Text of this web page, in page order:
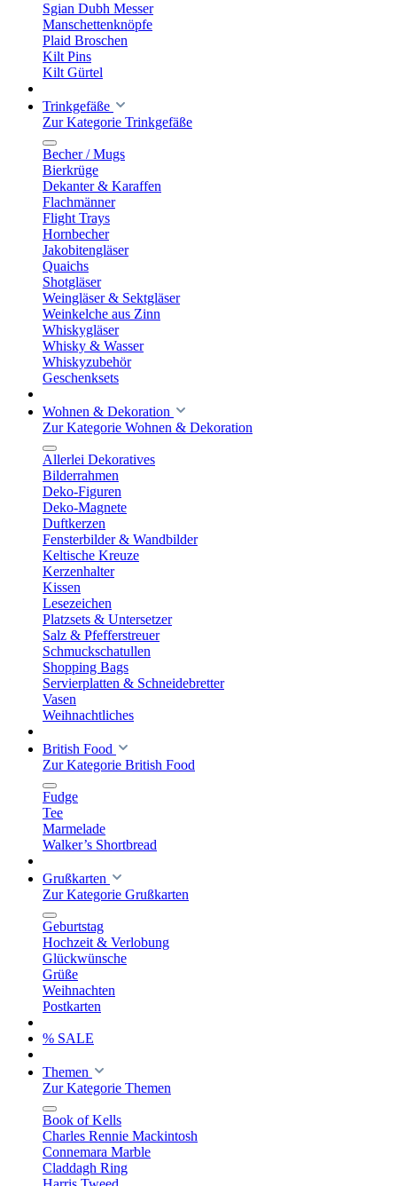
Sgian Dubh Messer
Manschettenknöpfe
Plaid Broschen
Kilt Pins
Kilt Gürtel
Trinkgefäße
Zur Kategorie Trinkgefäße
Becher / Mugs
Bierkrüge
Dekanter & Karaffen
Flachmänner
Flight Trays
Hornbecher
Jakobitengläser
Quaichs
Shotgläser
Weingläser & Sektgläser
Weinkelche aus Zinn
Whiskygläser
Whisky & Wasser
Whiskyzubehör
Geschenksets
Wohnen & Dekoration
Zur Kategorie Wohnen & Dekoration
Allerlei Dekoratives
Bilderrahmen
Deko-Figuren
Deko-Magnete
Duftkerzen
Fensterbilder & Wandbilder
Keltische Kreuze
Kerzenhalter
Kissen
Lesezeichen
Platzsets & Untersetzer
Salz & Pfefferstreuer
Schmuckschatullen
Shopping Bags
Servierplatten & Schneidebretter
Vasen
Weihnachtliches
British Food
Zur Kategorie British Food
Fudge
Tee
Marmelade
Walker’s Shortbread
Grußkarten
Zur Kategorie Grußkarten
Geburtstag
Hochzeit & Verlobung
Glückwünsche
Grüße
Weihnachten
Postkarten
% SALE
Themen
Zur Kategorie Themen
Book of Kells
Charles Rennie Mackintosh
Connemara Marble
Claddagh Ring